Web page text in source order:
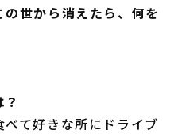
世から消えたら、何を
て好きな所にドライブ